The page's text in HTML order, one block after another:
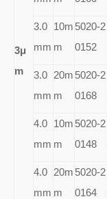
3μ
m
3.0
mm
10m
m
5020-2
0152
3.0
mm
20m
m
5020-2
0168
4.0
mm
10m
m
5020-2
0148
4.0
mm
20m
m
5020-2
0164